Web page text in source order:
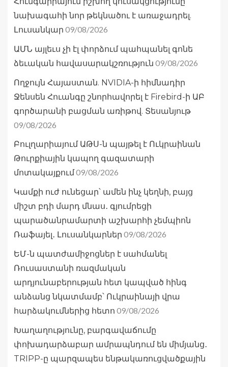
նախագահի նոր թեկնածու է առաջադրել.
Լուսանկար 09/08/2026
ԱՄՆ այլեւս չի էլ փորձում պահպանել գոնե
ձեւական հավասարակշռություն 09/08/2026
Ողջույն Հայաստան. NVIDIA-ի հիմնադիր
Ջենսեն Հուանգը շնորհավորել է Firebird-ի ԱԲ
գործարանի բացման առիթով. Տեսանյութ
09/08/2026
Բուլղարիայում ԱԹՍ-ն պայթել է Ուկրաինան
Թուրքիային կապող գազատարի
մոտակայքում09/08/2026
Կամքի ուժ ունեցար՝ ամեն ինչ կեղնի, բայց
միշտ բդի մարդ մնաս․ գյումրեցի
պարածանրամարտի աշխարհի չեմպիոն
Ռաֆայել․ Լուսանկարներ 09/08/2026
ԵՄ-ն պատժամիջոցներ է սահմանել
Ռուսաստանի ռազմական
արդյունաբերության հետ կապված հինգ
անձանց նկատմամբ՝ Ուկրաինայի վրա
հարձակումներից հետո 09/08/2026
Խաղաղությունը, բարգավաճումը
փոխադարձաբար ամրապնդում են միմյանց․
TRIPP-ը պարզապես ենթակառուցվածքային